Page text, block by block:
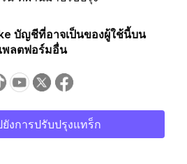
บัญชีที่อาจเป็นของผู้ใช้นี้บน
พลตฟอร์มอื่น
ยังการปรับปรุงแทร็ก